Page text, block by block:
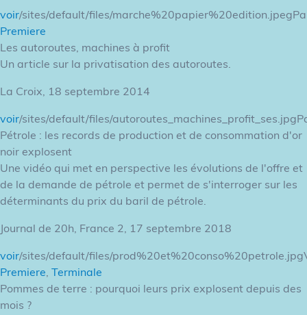
voir/sites/default/files/
Premiere
Les autoroutes, machines à profit
Un article sur la privatisation des autoroutes.
La Croix, 18 septembre 2014
voir/sites/default/files/
Pétrole : les records de production et de consommation d'or
noir explosent
Une vidéo qui met en perspective les évolutions de l'offre et
de la demande de pétrole et permet de s'interroger sur les
déterminants du prix du baril de pétrole.
Journal de 20h, France 2, 17 septembre 2018
voir/sites/default/files/
Premiere, Terminale
Pommes de terre : pourquoi leurs prix explosent depuis des
mois ?